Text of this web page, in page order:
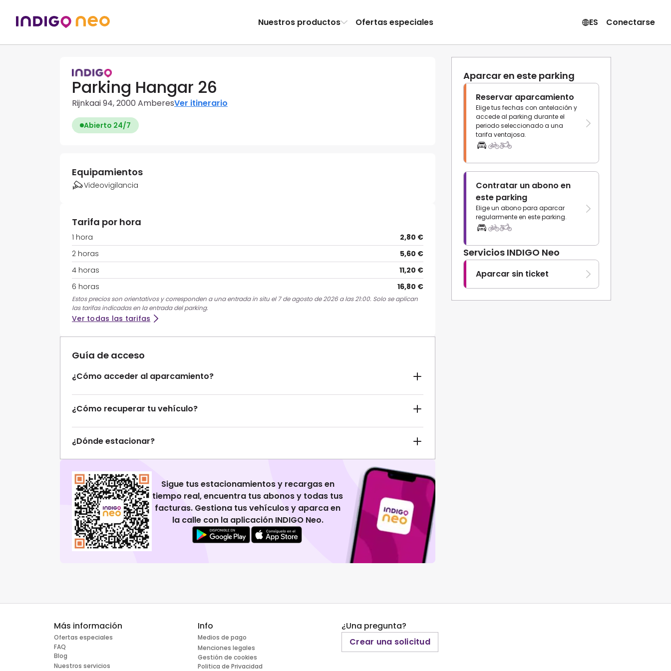
Nuestros productos Ofertas especiales ES Conectarse
Parking Hangar 26
Rijnkaai 94, 2000 AmberesVer itinerario
Abierto 24/7
Aparcar en este parking
Reservar aparcamiento
Elige tus fechas con antelación y
accede al parking durante el
periodo seleccionado a una
tarifa ventajosa.
Contratar un abono en
este parking
Elige un abono para aparcar
regularmente en este parking.
Servicios INDIGO Neo
Aparcar sin ticket
Equipamientos
Videovigilancia
Tarifa por hora
1 hora
2,80 €
2 horas
5,60 €
4 horas
11,20 €
6 horas
16,80 €
Estos precios son orientativos y corresponden a una entrada in situ el 7 de agosto de 2026 a las 21:00. Solo se aplican
las tarifas indicadas en la entrada del parking.
Ver todas las tarifas
Guía de acceso
¿Cómo acceder al aparcamiento?
¿Cómo recuperar tu vehículo?
¿Dónde estacionar?
Sigue tus estacionamientos y recargas en
tiempo real, encuentra tus abonos y todas tus
facturas. Gestiona tus vehículos y aparca en
la calle con la aplicación INDIGO Neo.
Más información
Ofertas especiales
FAQ
Blog
Nuestros servicios
Info
Medios de pago
Menciones legales
Gestión de cookies
Politica de Privacidad
¿Una pregunta?
Crear una solicitud